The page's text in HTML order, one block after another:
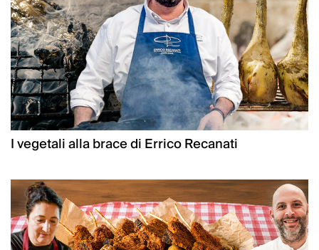
I vegetali alla brace di Errico Recanati